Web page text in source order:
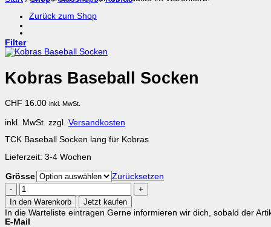
Zurück zum Shop
Filter
Kobras Baseball Socken
CHF 16.00 inkl. MwSt.
inkl. MwSt. zzgl. Versandkosten
TCK Baseball Socken lang für Kobras
Lieferzeit: 3-4 Wochen
Grösse
Zurücksetzen
Kobras
Baseball
Socken
Menge
In den Warenkorb
Jetzt kaufen
In die Warteliste eintragen Gerne informieren wir dich, sobald der
E-Mail